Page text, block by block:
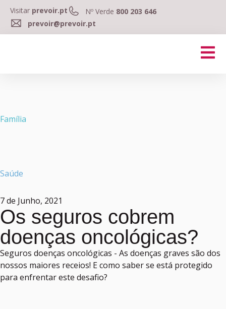
Visitar prevoir.pt Nº Verde 800 203 646
prevoir@prevoir.pt
Família
Saúde
7 de Junho, 2021
Os seguros cobrem
doenças oncológicas?
Seguros doenças oncológicas - As doenças graves são dos
nossos maiores receios! E como saber se está protegido
para enfrentar este desafio?